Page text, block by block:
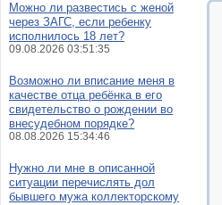
Можно ли развестись с женой
через ЗАГС, если ребенку
исполнилось 18 лет?
09.08.2026 03:51:35
Возможно ли вписание меня в
качестве отца ребёнка в его
свидетельство о рождении во
внесудебном порядке?
08.08.2026 15:34:46
Нужно ли мне в описанной
ситуации перечислять дол
бывшего мужа коллекторскому